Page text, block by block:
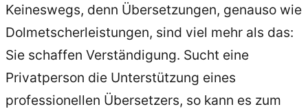
Keineswegs, denn Übersetzungen, genauso wie
Dolmetscherleistungen, sind viel mehr als das:
Sie schaffen Verständigung. Sucht eine
Privatperson die Unterstützung eines
professionellen Übersetzers, so kann es zum